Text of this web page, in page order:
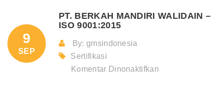
9
SEP
PT. BERKAH MANDIRI WALIDAIN –
ISO 9001:2015
By: gmsindonesia
Sertifikasi
Komentar Dinonaktifkan